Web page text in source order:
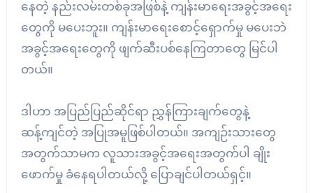
နေတဲ့ နည်းလမ်းတစ်ခုအဖြစ်နဲ့ ကျန်းမာရေးအခွင့်အရေး
တွေကို မပေးဘူး။ ကျန်းမာရေးစောင့်ရှောက်မှု မပေးဘဲ
အခွင့်အရေးတွေကို ဖျက်ဆီးပစ်နေကြတာတွေ မြင်ပါ
တယ်။
ဒါဟာ အပြည်ပြည်ဆိုင်ရာ ညွှန်ကြားချက်တွေနဲ့
ဆန့်ကျင်တဲ့ အပြုအမူဖြစ်ပါတယ်။ အကျဉ်းသားတွေ
အတွက်သာမက လူသားအခွင့်အရေးအတွက်ပါ ချိုး
ဖောက်မှု ခံနေရပါတယ်လို့ ပြောချင်ပါတယ်ရှင့်။